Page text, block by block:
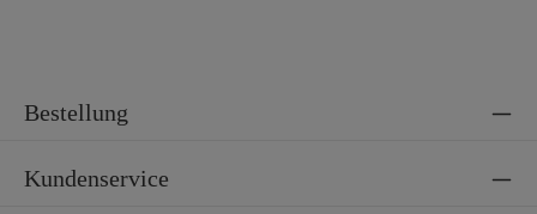
Bestellung
Kundenservice